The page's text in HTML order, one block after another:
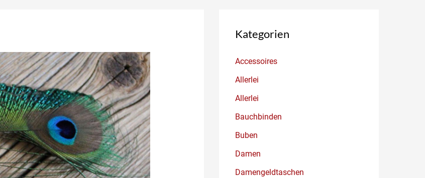
Kategorien
Accessoires
Allerlei
Allerlei
Bauchbinden
Buben
Damen
Damengeldtaschen